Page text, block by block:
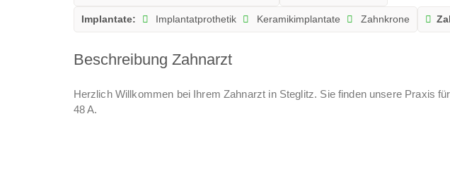
Implantate: Implantatprothetik Keramikimplantate Zahnkrone
Beschreibung Zahnarzt
Herzlich Willkommen bei Ihrem Zahnarzt in Steglitz. Sie finden unsere Praxis
48 A.